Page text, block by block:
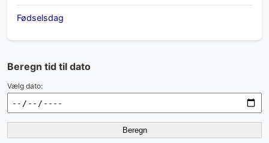
Fødselsdag
Beregn tid til dato
Vælg dato:
Beregn